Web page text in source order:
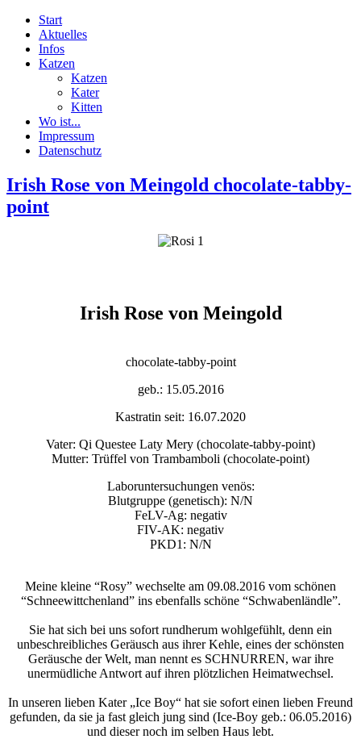
Start
Aktuelles
Infos
Katzen
Katzen
Kater
Kitten
Wo ist...
Impressum
Datenschutz
Irish Rose von Meingold chocolate-tabby-
point
Irish Rose von Meingold
chocolate-tabby-point
geb.: 15.05.2016
Kastratin seit: 16.07.2020
Vater: Qi Questee Laty Mery (chocolate-tabby-point)
Mutter: Trüffel von Trambamboli (chocolate-point)
Laboruntersuchungen venös:
Blutgruppe (genetisch): N/N
FeLV-Ag: negativ
FIV-AK: negativ
PKD1: N/N
Meine kleine “Rosy” wechselte am 09.08.2016 vom schönen
“Schneewittchenland” ins ebenfalls schöne “Schwabenländle”.
Sie hat sich bei uns sofort rundherum wohlgefühlt, denn ein
unbeschreibliches Geräusch aus ihrer Kehle, eines der schönsten
Geräusche der Welt, man nennt es SCHNURREN, war ihre
unermüdliche Antwort auf ihren plötzlichen Heimatwechsel.
In unseren lieben Kater „Ice Boy“ hat sie sofort einen lieben Freund
gefunden, da sie ja fast gleich jung sind (Ice-Boy geb.: 06.05.2016)
und dieser noch im selben Haus lebt.